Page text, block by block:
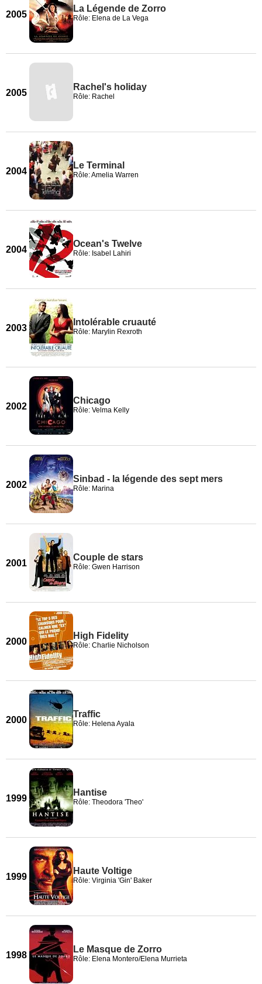
2005
La Légende de Zorro
Rôle: Elena de La Vega
2005
Rachel's holiday
Rôle: Rachel
2004
Le Terminal
Rôle: Amelia Warren
2004
Ocean's Twelve
Rôle: Isabel Lahiri
2003
Intolérable cruauté
Rôle: Marylin Rexroth
2002
Chicago
Rôle: Velma Kelly
2002
Sinbad - la légende des sept mers
Rôle: Marina
2001
Couple de stars
Rôle: Gwen Harrison
2000
High Fidelity
Rôle: Charlie Nicholson
2000
Traffic
Rôle: Helena Ayala
1999
Hantise
Rôle: Theodora 'Theo'
1999
Haute Voltige
Rôle: Virginia 'Gin' Baker
1998
Le Masque de Zorro
Rôle: Elena Montero/Elena Murrieta